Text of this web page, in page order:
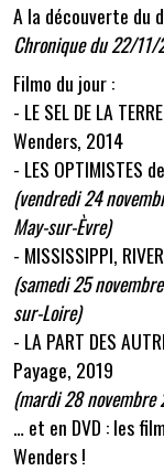
A la découverte du
Chronique du 22/11/
Filmo du jour :
- LE SEL DE LA
Wenders, 2014
- LES OPTIMISTES
(vendredi 24
May-sur-Èvre)
- MISSISSIPPI,
(samedi 25
sur-Loire)
- LA PART DES
Payage, 2019
(mardi 28 novembre
… et en DVD : les
Wenders !